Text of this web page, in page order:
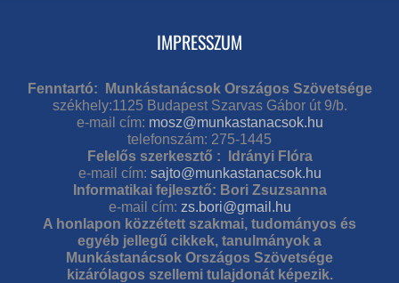
IMPRESSZUM
Fenntartó: Munkástanácsok Országos Szövetsége
székhely:1125 Budapest Szarvas Gábor út 9/b.
e-mail cím: mosz@munkastanacsok.hu
telefonszám: 275-1445
Felelős szerkesztő : Idrányi Flóra
e-mail cím: sajto@munkastanacsok.hu
Informatikai fejlesztő: Bori Zsuzsanna
e-mail cím: zs.bori@gmail.hu
A honlapon közzétett szakmai, tudományos és
egyéb jellegű cikkek, tanulmányok a
Munkástanácsok Országos Szövetsége
kizárólagos szellemi tulajdonát képezik.